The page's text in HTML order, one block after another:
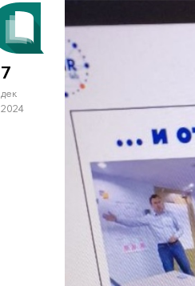
7
дек
2024